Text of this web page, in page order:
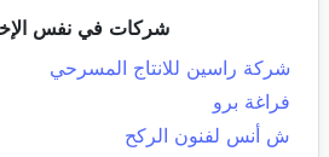
شركات في نفس
شركة راسين للانتاج المسرحي
فراغة برو
ش أنس لفنون الركح